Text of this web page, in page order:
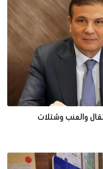
والعنب وشتلات